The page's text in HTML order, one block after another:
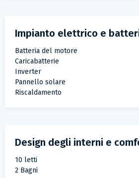
Impianto elettrico e
Batteria del motore
Caricabatterie
Inverter
Pannello solare
Riscaldamento
Design degli interni e
10 letti
2 Bagni